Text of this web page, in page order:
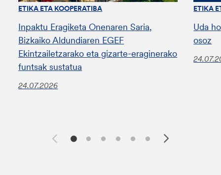
ETIKA ETA KOOPERATIBA
Inpaktu Eragiketa Onenaren Saria,
Bizkaiko Aldundiaren EGEF
Ekintzailetzarako eta gizarte-eraginerako
funtsak sustatua
24.07.2026
ETIKA
Uda
osoz